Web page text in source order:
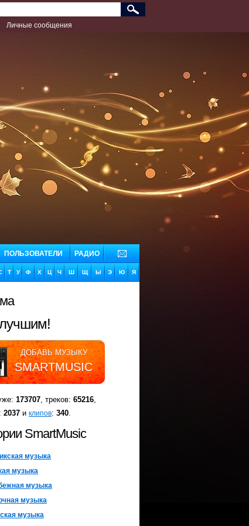
Личные сообщения
ПОЛЬЗОВАТЕЛИ РАДИО
Т У Ф Х Ц Ч Ш Щ Ы Э Ю Я
ДОБАВЬ МУЗЫКУ
SMARTMUSIC
лучшее!
SMARTMUSIC
лучшее!
SMARTMUSIC
173707, треков: 65216,
: 2037 и клипов: 340
SmartMusic
музыка
музыка
музыка
музыка
музыка